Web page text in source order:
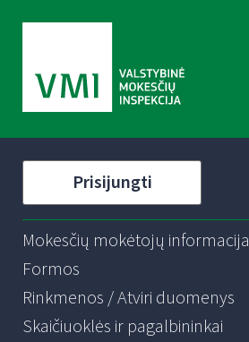
Prisijungti
Mokesčių mokėtojų informacija
Formos
Rinkmenos / Atviri duomenys
Skaičiuoklės ir pagalbininkai